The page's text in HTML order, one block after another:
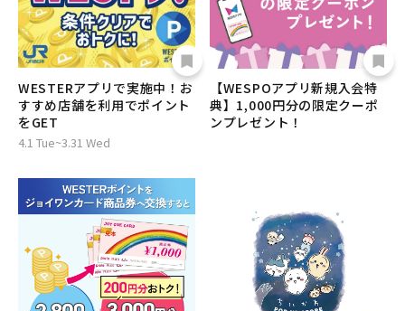
WESTERアプリで実施中！お
すすめ店舗を利用でポイント
をGET
4.1 Tue~3.31 Wed
【WESPOアプリ新規入会特
典】1,000円分の限定クーポ
ンプレゼント！